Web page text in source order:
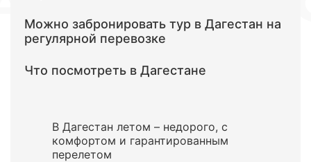
Можно забронировать тур в Дагестан на
регулярной перевозке
Что посмотреть в Дагестане
В Дагестан летом – недорого, с
комфортом и гарантированным
перелетом